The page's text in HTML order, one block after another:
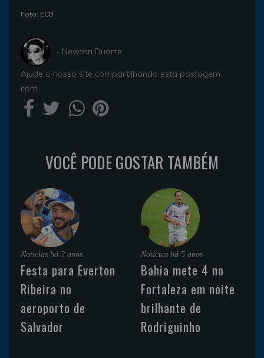
Foto: ECB
- Newton Duarte
Ajude o nosso site compartilhando esta postagem
com
VOCÊ PODE GOSTAR TAMBÉM
Noticias há 2 anos
Festa para Everton
Ribeira no
aeroporto de
Salvador
Noticias há 5 anos
Bahia mete 4 no
Fortaleza em noite
brilhante de
Rodriguinho